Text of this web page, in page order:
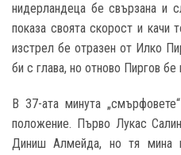
нидерландеца бе свързана и
показа своята скорост и качи
изстрел бе отразен от Илко
би с глава, но отново Пиргов бе
В 37-ата минута
положение. Първо Лукас
Диниш Алмейда, но тя мина